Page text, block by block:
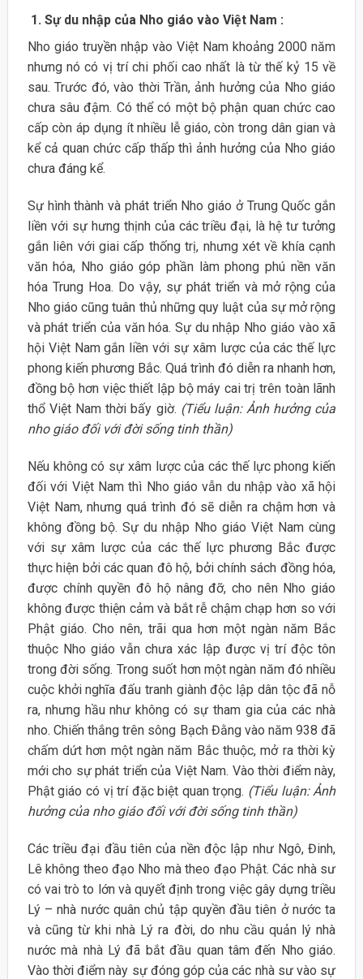
1. Sự du nhập của Nho giáo vào Việt Nam :
Nho giáo truyền nhập vào Việt Nam khoảng 2000 năm
nhưng nó có vị trí chi phối cao nhất là từ thế kỷ 15 về
sau. Trước đó, vào thời Trần, ảnh hưởng của Nho giáo
chưa sâu đậm. Có thể có một bộ phận quan chức cao
cấp còn áp dụng ít nhiều lễ giáo, còn trong dân gian và
kể cả quan chức cấp thấp thì ảnh hưởng của Nho giáo
chưa đáng kể.
Sự hình thành và phát triển Nho giáo ở Trung Quốc gắn
liền với sự hưng thịnh của các triều đại, là hệ tư tưởng
gắn liên với giai cấp thống trị, nhưng xét về khía cạnh
văn hóa, Nho giáo góp phần làm phong phú nền văn
hóa Trung Hoa. Do vậy, sự phát triển và mở rộng của
Nho giáo cũng tuân thủ những quy luật của sự mở rộng
và phát triển của văn hóa. Sự du nhập Nho giáo vào xã
hội Việt Nam gắn liền với sự xâm lược của các thế lực
phong kiến phương Bắc. Quá trình đó diễn ra nhanh hơn,
đồng bộ hơn việc thiết lập bộ máy cai trị trên toàn lãnh
thổ Việt Nam thời bấy giờ. (Tiểu luận: Ảnh hưởng của
nho giáo đối với đời sống tinh thần)
Nếu không có sự xâm lược của các thế lực phong kiến
đối với Việt Nam thì Nho giáo vẫn du nhập vào xã hội
Việt Nam, nhưng quá trình đó sẽ diễn ra chậm hơn và
không đồng bộ. Sự du nhập Nho giáo Việt Nam cùng
với sự xâm lược của các thế lực phương Bắc được
thực hiện bởi các quan đô hộ, bởi chính sách đồng hóa,
được chính quyền đô hộ nâng đỡ, cho nên Nho giáo
không được thiện cảm và bắt rễ chậm chạp hơn so với
Phật giáo. Cho nên, trãi qua hơn một ngàn năm Bắc
thuộc Nho giáo vẫn chưa xác lập được vị trí độc tôn
trong đời sống. Trong suốt hơn một ngàn năm đó nhiều
cuộc khởi nghĩa đấu tranh giành độc lập dân tộc đã nỗ
ra, nhưng hầu như không có sự tham gia của các nhà
nho. Chiến thắng trên sông Bạch Đằng vào năm 938 đã
chấm dứt hơn một ngàn năm Bắc thuộc, mở ra thời kỳ
mới cho sự phát triển của Việt Nam. Vào thời điểm này,
Phật giáo có vị trí đặc biệt quan trọng. (Tiểu luận: Ảnh
hưởng của nho giáo đối với đời sống tinh thần)
Các triều đại đầu tiên của nền độc lập như Ngô, Đinh,
Lê không theo đạo Nho mà theo đạo Phật. Các nhà sư
có vai trò to lớn và quyết định trong việc gây dựng triều
Lý – nhà nước quân chủ tập quyền đầu tiên ở nước ta
và cũng từ khi nhà Lý ra đời, do nhu cầu quản lý nhà
nước mà nhà Lý đã bắt đầu quan tâm đến Nho giáo.
Vào thời điểm này sự đóng góp của các nhà sư vào sự